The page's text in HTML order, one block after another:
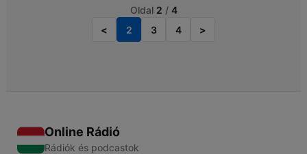
Oldal 2 / 4
<
2 3 4 >
Online Rádió
Rádiók és podcastok